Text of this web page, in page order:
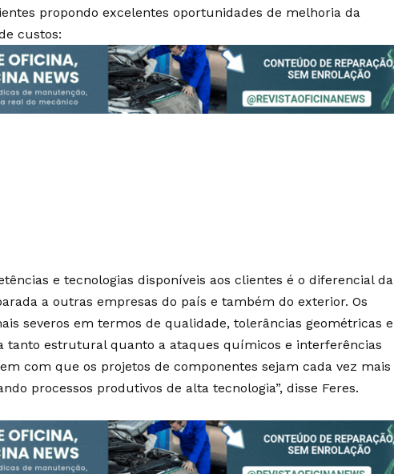
propondo excelentes oportunidades de melhoria da
custos:
e tecnologias disponíveis aos clientes é o diferencial da
a outras empresas do país e também do exterior. Os
severos em termos de qualidade, tolerâncias geométricas e
tanto estrutural quanto a ataques químicos e interferências
com que os projetos de componentes sejam cada vez mais
processos produtivos de alta tecnologia”, disse Feres.